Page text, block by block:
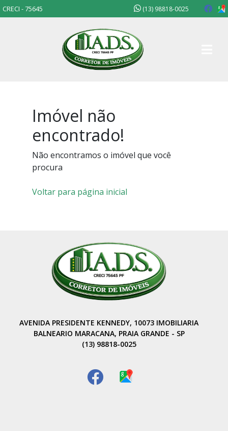
CRECI - 75645 (13) 98818-0025
Imóvel não
encontrado!
Não encontramos o imóvel que você
procura
Voltar para página inicial
AVENIDA PRESIDENTE KENNEDY, 10073 IMOBILIARIA
BALNEARIO MARACANA, PRAIA GRANDE - SP
(13) 98818-0025